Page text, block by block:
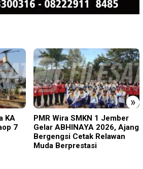
»
Diduga Disekap Tiga Hari
Gegara Utang Rp300 Juta,
Pria Ketapang Sampang
Diselamatkan Polisi